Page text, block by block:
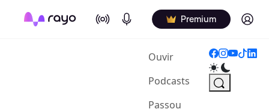
On Air Podcasts Premium Log in
Ouvir(current)
Podcasts
Passou